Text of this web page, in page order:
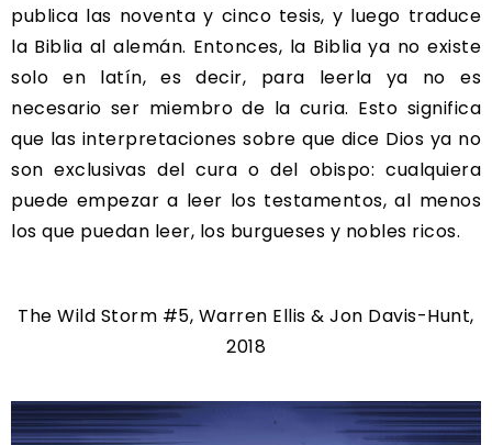
publica las noventa y cinco tesis, y luego traduce
la Biblia al alemán. Entonces, la Biblia ya no existe
solo en latín, es decir, para leerla ya no es
necesario ser miembro de la curia. Esto significa
que las interpretaciones sobre que dice Dios ya no
son exclusivas del cura o del obispo: cualquiera
puede empezar a leer los testamentos, al menos
los que puedan leer, los burgueses y nobles ricos.
The Wild Storm #5, Warren Ellis & Jon Davis-Hunt,
2018